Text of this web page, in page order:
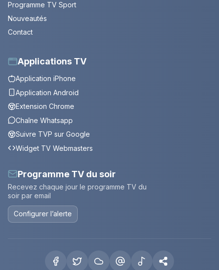
Programme TV Sport
Nouveautés
Contact
Applications TV
Application iPhone
Application Android
Extension Chrome
Chaîne Whatsapp
Suivre TVP sur Google
Widget TV Webmasters
Programme TV du soir
Recevez chaque jour le programme TV du
soir par email
Configurer l’alerte